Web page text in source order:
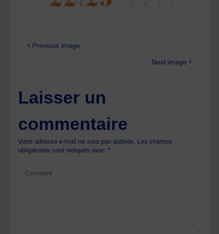
Previous image
Next image
Laisser un
commentaire
Votre adresse e-mail ne sera pas publiée. Les champs
obligatoires sont indiqués avec*